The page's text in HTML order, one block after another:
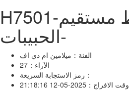
H7501-بلوط مستقيم
الحبيبات-
الفئة： ميلامين ام دي اف
الآراء： 27
رمز الاستجابة السريعة：
وقت الافراج： 2025-05-12 21:18:16